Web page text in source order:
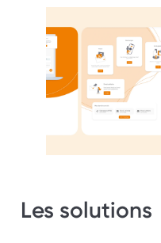
Les solutions